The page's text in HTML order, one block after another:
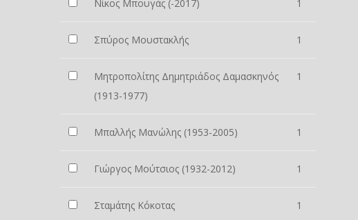
Νίκος Μπουγάς (-2017) 1
Σπύρος Μουστακλής 1
Μητροπολίτης Δημητριάδος Δαμασκηνός
(1913-1977)
1
Μπαλλής Μανώλης (1953-2005) 1
Γιώργος Μούτσιος (1932-2012) 1
Σταμάτης Κόκοτας 1